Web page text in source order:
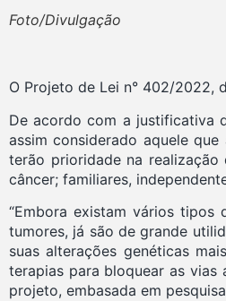
Foto/Divulgação
O Projeto de Lei n° 402/2022,
De acordo com a justificativa
assim considerado aquele
terão prioridade na realização
câncer; familiares,
“Embora existam vários tipos
tumores, já são de grande
suas alterações genéticas
terapias para bloquear as vias
projeto, embasada em